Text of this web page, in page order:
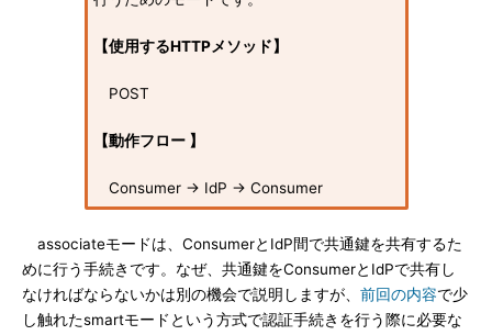
【使用するHTTPメソッド】
POST
【動作フロー 】
Consumer → IdP → Consumer
associateモードは、ConsumerとIdP間で共通鍵を共有するた
めに行う手続きです。なぜ、共通鍵をConsumerとIdPで共有し
なければならないかは別の機会で説明しますが、 前回の内容で少
し触れたsmartモードという方式で認証手続きを行う際に必要な